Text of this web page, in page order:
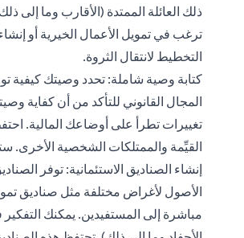
ذلك العائلة الممتدة (الأقارب وما إلى
ترغب في تمويل الأعمال الخيرية أو
التخطيط لانتقال الثروة.
كتابة وصية شاملة: تحدد وصيتك كيفية
المجال القانوني للتأكد من أن كفاية
تغييرات تطرأ على أوضاعك المالية.
القيِّمة والممتلكات الشخصية الأخرى.
إنشاء الصناديق الاستئمانية: توفر
الأصول لأغراض مختلفة مثل صناديق
مباشرة إلى المستفيدين. يمكنك التفكير